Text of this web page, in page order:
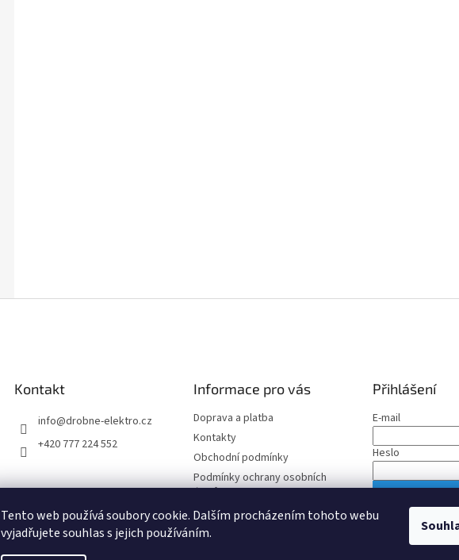
Tento web používá soubory cookie. Dalším procházením tohoto webu
vyjadřujete souhlas s jejich používáním.
Kontakt
info@drobne-elektro.cz
+420 777 224 552
Informace pro vás
Doprava a platba
Kontakty
Obchodní podmínky
Podmínky ochrany osobních
údajů
Přihlášení
E-mail
Heslo
Nová registrace